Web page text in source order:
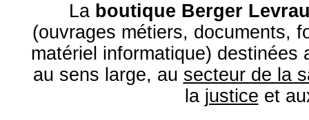
La boutique Berger
(ouvrages métiers, documents,
matériel informatique) destinées
au sens large, au secteur de la
la justice et